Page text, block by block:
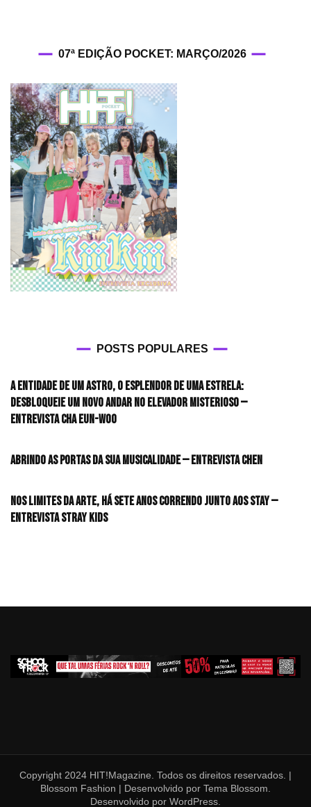
07ª EDIÇÃO POCKET: MARÇO/2026
POSTS POPULARES
A entidade de um astro, o esplendor de uma estrela:
desbloqueie um novo andar no elevador misterioso —
Entrevista CHA EUN-WOO
Abrindo as portas da sua musicalidade — Entrevista CHEN
Nos limites da arte, há sete anos correndo junto aos STAY —
Entrevista Stray Kids
Copyright 2024 HIT!Magazine. Todos os direitos reservados. |
Blossom Fashion | Desenvolvido por Tema Blossom
Desenvolvido por WordPress